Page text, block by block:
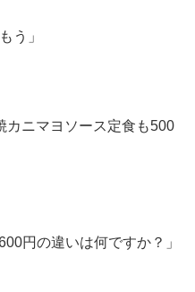
う」
カニマヨソース定食も500
円の違いは何ですか？」